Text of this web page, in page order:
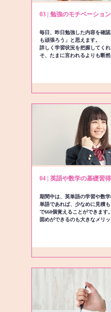
03 | 勉強のモチベーショ
毎日、昨日勉強した内容を確
も頑張ろう」と思えます。
詳しく学習状況を把握してく
そ、たまに言われるよりも断然
04 | 英語や数学の基礎習
期間中は、英単語の学習や数
単語であれば、少なめに見積
で660個覚えることができます
固めができるのも大きなメリッ